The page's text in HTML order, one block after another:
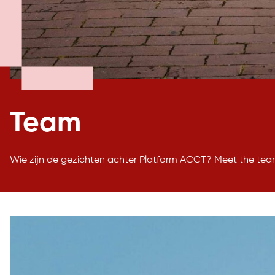
Team
Wie zijn de gezichten achter Platform ACCT? Meet the